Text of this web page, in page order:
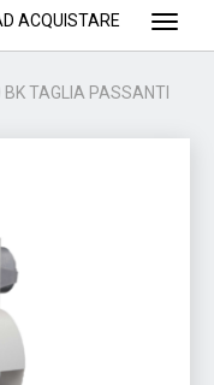
ACQUISTARE
TAGLIA PASSANTI